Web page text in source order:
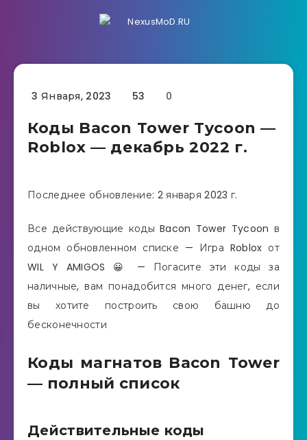
3 Января, 2023 53 0
Коды Bacon Tower Tycoon —
Roblox — декабрь 2022 г.
Последнее обновление: 2 января 2023 г.
Все действующие коды Bacon Tower Tycoon в
одном обновленном списке — Игра Roblox от
WIL Y AMIGOS 😀 — Погасите эти коды за
наличные, вам понадобится много денег, если
вы хотите построить свою башню до
бесконечности
Коды магнатов Bacon Tower
— полный список
Действительные коды